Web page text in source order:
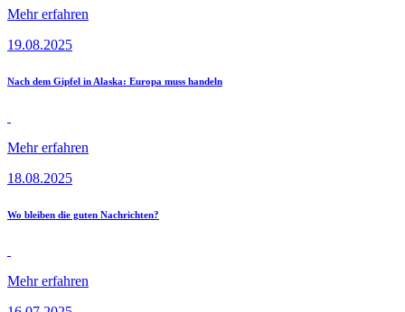
Mehr erfahren
19.08.2025
Nach dem Gipfel in Alaska: Europa muss handeln
Mehr erfahren
18.08.2025
Wo bleiben die guten Nachrichten?
Mehr erfahren